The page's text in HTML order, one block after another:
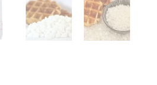
BENUTZUNG